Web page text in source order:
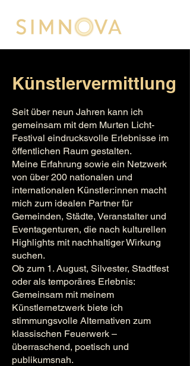
Künstlervermittlung
Seit über neun Jahren kann ich
gemeinsam mit dem Murten Licht-
Festival eindrucksvolle Erlebnisse im
öffentlichen Raum gestalten.
Meine Erfahrung sowie ein Netzwerk
von über 200 nationalen und
internationalen Künstler:innen macht
mich zum idealen Partner für
Gemeinden, Städte, Veranstalter und
Eventagenturen, die nach kulturellen
Highlights mit nachhaltiger Wirkung
suchen.
Ob zum 1. August, Silvester, Stadtfest
oder als temporäres Erlebnis:
Gemeinsam mit meinem
Künstlernetzwerk biete ich
stimmungsvolle Alternativen zum
klassischen Feuerwerk –
überraschend, poetisch und
publikumsnah.